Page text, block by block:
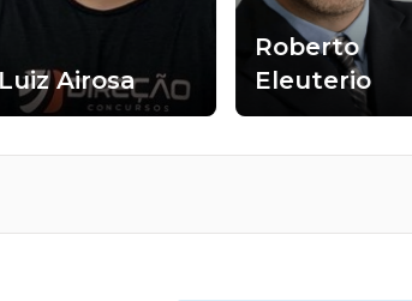
Luiz Airosa
Roberto
Eleuterio